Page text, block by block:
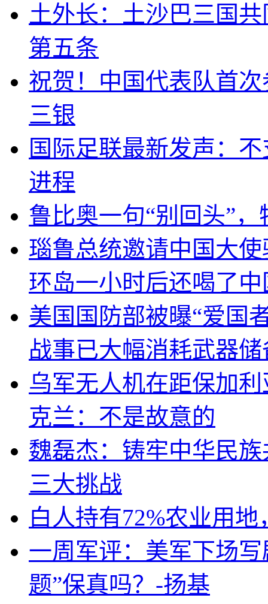
土外长：土沙巴三国
第五条
祝贺！中国代表队首
三银
国际足联最新发声：
进程
鲁比奥一句“别回头”
瑙鲁总统邀请中国大
环岛一小时后还喝了
美国国防部被曝“爱国
战事已大幅消耗武器储
乌军无人机在距保加
克兰：不是故意的
魏磊杰：铸牢中华民
三大挑战
白人持有72%农业用
一周军评：美军下场
题”保真吗？-扬基